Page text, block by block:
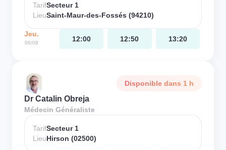
TarifSecteur 1
LieuSaint-Maur-des-Fossés (94210)
Jeu.
06/08 12:00 12:50 13:20
Disponible dans 1 h
Dr Catalin Obreja
Médecin Généraliste
TarifSecteur 1
LieuHirson (02500)